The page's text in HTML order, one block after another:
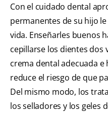
Con el cuidado dental
permanentes de su hijo
vida. Enseñarles buenos
cepillarse los dientes dos
crema dental adecuada
reduce el riesgo de que
Del mismo modo, los
los selladores y los geles